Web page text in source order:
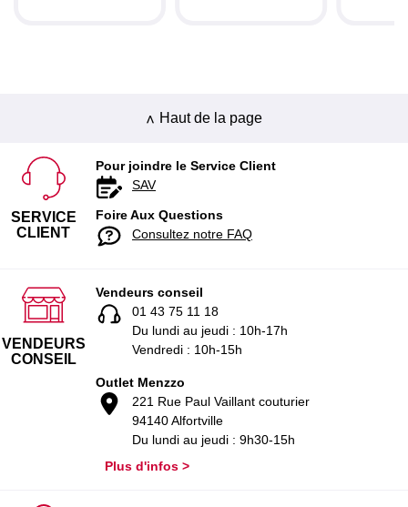
Haut de la page
SERVICE
CLIENT
Pour joindre le Service Client
SAV
Foire Aux Questions
Consultez notre FAQ
VENDEURS
CONSEIL
Vendeurs conseil
01 43 75 11 18
Du lundi au jeudi : 10h-17h
Vendredi : 10h-15h
Outlet Menzzo
221 Rue Paul Vaillant couturier
94140 Alfortville
Du lundi au jeudi : 9h30-15h
Plus d'infos >